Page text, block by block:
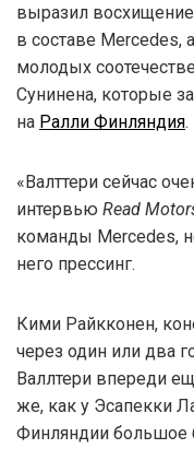
выразил
в составе Mercedes,
молодых
Сунинена, которые
на Ралли Финляндия.
«Валттери сейчас
интервью Read
команды Mercedes,
него прессинг.
Кими Райкконен,
через один или два
Валлтери впереди
же, как у Эсапекки
Финляндии большое